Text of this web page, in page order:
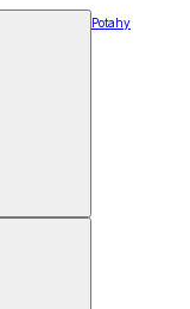
Potahy